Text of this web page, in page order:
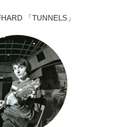
「TUNNELS」